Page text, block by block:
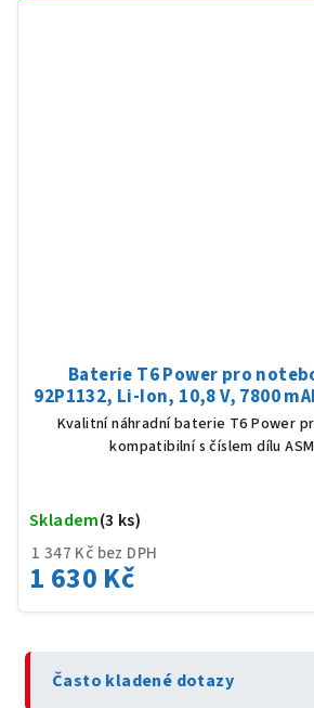
Baterie T6 Power pro
92P1132, Li-Ion, 10,8 V, 7800
Kvalitní náhradní baterie T6 Power
kompatibilní s číslem dílu
1 347 Kč bez DPH
1 630 Kč
Skladem(3 ks)
Často kladené dotazy